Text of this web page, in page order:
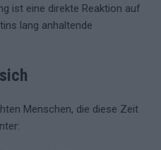
ist eine direkte Reaktion auf
lang anhaltende
Menschen, die diese Zeit